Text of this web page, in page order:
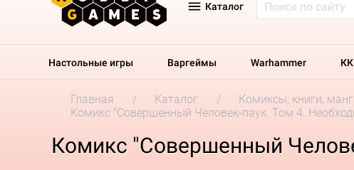
Каталог
Настольные игры Варгеймы Warhammer
Главная Каталог Комиксы, книги,
Комикс "Совершенный Человек-паук. Том 4.
Комикс "Совершенный